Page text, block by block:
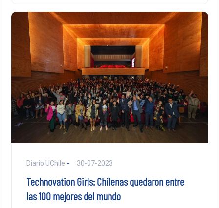
Diario UChile 30-07-2023
Technovation Girls: Chilenas quedaron entre
las 100 mejores del mundo